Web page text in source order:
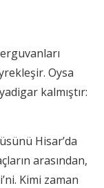
Oysa
kalmıştır:
Hisar’da
arasından,
Kimi zaman